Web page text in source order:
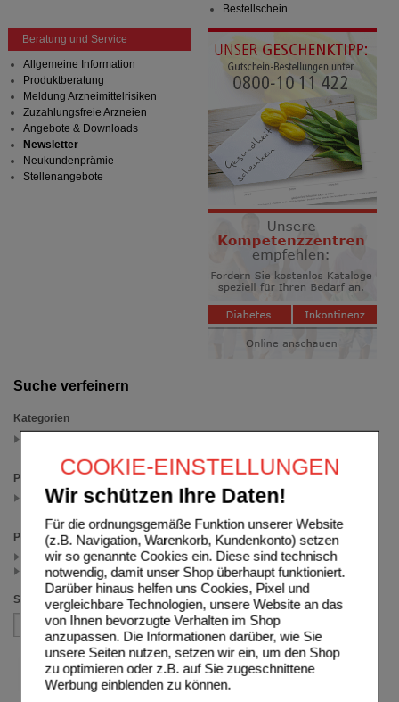
COOKIE-EINSTELLUNGEN
Wir schützen Ihre Daten!
Für die ordnungsgemäße Funktion unserer Website
(z.B. Navigation, Warenkorb, Kundenkonto) setzen
wir so genannte Cookies ein. Diese sind technisch
notwendig, damit unser Shop überhaupt funktioniert.
Darüber hinaus helfen uns Cookies, Pixel und
vergleichbare Technologien, unsere Website an das
von Ihnen bevorzugte Verhalten im Shop
anzupassen. Die Informationen darüber, wie Sie
unsere Seiten nutzen, setzen wir ein, um den Shop
zu optimieren oder z.B. auf Sie zugeschnittene
Werbung einblenden zu können.
Suche verfeinern
Kategorien
Packungsgröße
70 g
(auswahl entfernen)
Preis
< 5.00 (1)
>= 5.00 (1)
Sortieren nach
Bestellschein
Beratung und Service
Allgemeine Information
Produktberatung
Meldung Arzneimittelrisiken
Zuzahlungsfreie Arzneien
Angebote & Downloads
Newsletter
Neukundenprämie
Stellenangebote